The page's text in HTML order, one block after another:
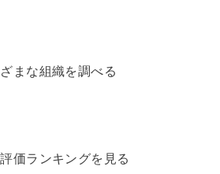
まな組織を調べる
価ランキングを見る